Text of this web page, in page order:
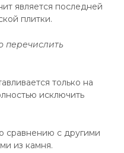
является последней
плитки.
перечислить
только на
исключить
сравнению с другими
из камня.